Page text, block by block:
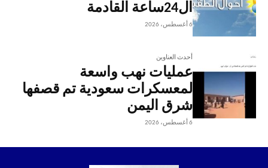
ال24ساعة القادمة
6 أغسطس، 2026
أحدث العناوين
عمليات نهب واسعة
لمعسكرات سعودية تم قصفها
شرق اليمن
6 أغسطس، 2026